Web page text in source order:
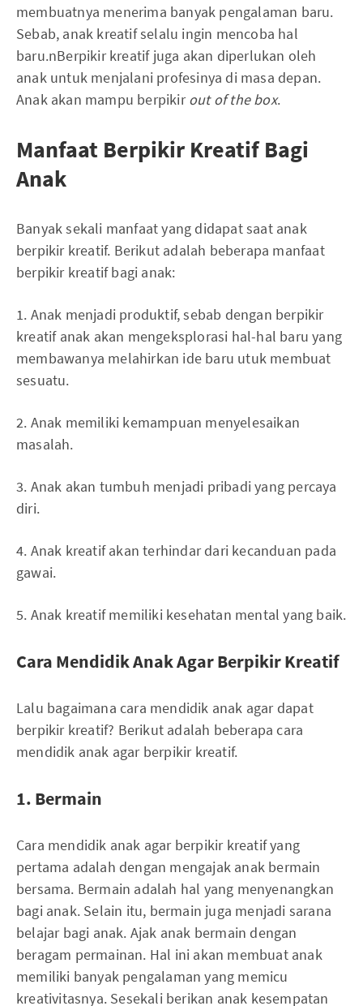
membuatnya menerima banyak pengalaman baru.
Sebab, anak kreatif selalu ingin mencoba hal
baru.nBerpikir kreatif juga akan diperlukan oleh
anak untuk menjalani profesinya di masa depan.
Anak akan mampu berpikirout of the box.
Manfaat Berpikir Kreatif Bagi
Anak
Banyak sekali manfaat yang didapat saat anak
berpikir kreatif. Berikut adalah beberapa manfaat
berpikir kreatif bagi anak:
1. Anak menjadi produktif, sebab dengan berpikir
kreatif anak akan mengeksplorasi hal-hal baru yang
membawanya melahirkan ide baru utuk membuat
sesuatu.
2. Anak memiliki kemampuan menyelesaikan
masalah.
3. Anak akan tumbuh menjadi pribadi yang percaya
diri.
4. Anak kreatif akan terhindar dari kecanduan pada
gawai.
5. Anak kreatif memiliki kesehatan mental yang baik.
Cara Mendidik Anak Agar Berpikir Kreatif
Lalu bagaimana cara mendidik anak agar dapat
berpikir kreatif? Berikut adalah beberapa cara
mendidik anak agar berpikir kreatif.
1. Bermain
Cara mendidik anak agar berpikir kreatif yang
pertama adalah dengan mengajak anak bermain
bersama. Bermain adalah hal yang menyenangkan
bagi anak. Selain itu, bermain juga menjadi sarana
belajar bagi anak. Ajak anak bermain dengan
beragam permainan. Hal ini akan membuat anak
memiliki banyak pengalaman yang memicu
kreativitasnya. Sesekali berikan anak kesempatan